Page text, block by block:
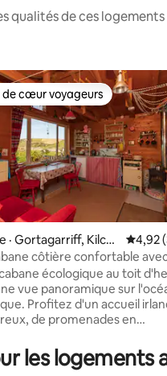
de ces
sur 5, 247 commentaires
de cœur voyageurs
de cœur voyageurs
· Gortagarriff, Kilcat
Eyeries, Beara
Note
4,92
côtière confortable
sur l'océan
écologique au toit
vue panoramique sur
Profitez d'un accueil
de promenades en
avec tuba dans les récifs à
Dégustez des fromages
les logements